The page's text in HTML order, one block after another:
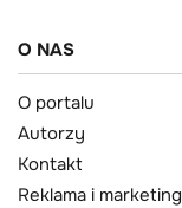
O NAS
O portalu
Autorzy
Kontakt
Reklama i marketing